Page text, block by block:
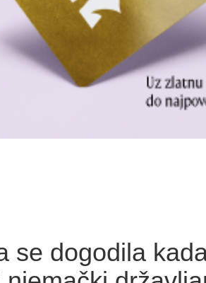
se dogodila